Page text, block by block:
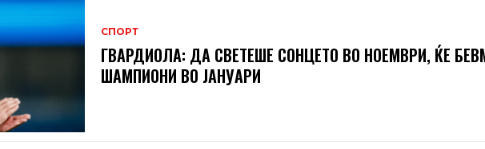
СПОРТ
ГВАРДИОЛА: ДА СВЕТЕШЕ СОНЦЕТО ВО НОЕМВРИ, ЌЕ
ШАМПИОНИ ВО ЈАНУАРИ